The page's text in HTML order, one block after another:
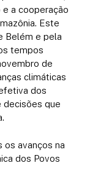
a cooperação
Este
Belém e pela
tempos
de
climáticas
dos
decisões que
os avanços na
dos Povos